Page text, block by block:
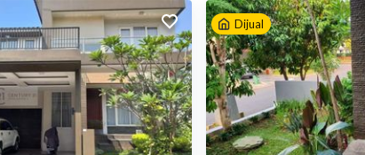
Dijual